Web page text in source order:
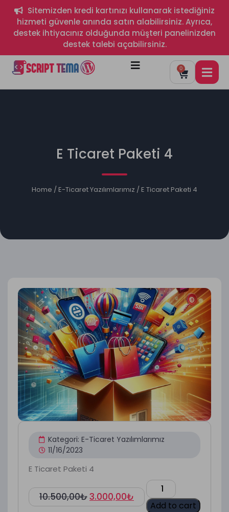
Sitemizden kredi kartınızı kullanarak istediğiniz
hizmeti güvenle anında satın alabilirsiniz. Ayrıca,
destek ihtiyacınız olduğunda müşteri panelinizden
destek talebi açabilirsiniz.
0
E Ticaret Paketi 4
Home / E-Ticaret Yazılımlarımız / E Ticaret Paketi 4
Kategori: E-Ticaret Yazılımlarımız
11/16/2023
E Ticaret Paketi 4
10.500,00₺3.000,00₺
Add to cart